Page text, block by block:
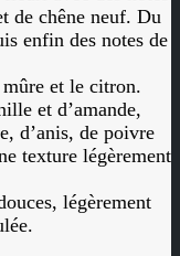
de chêne neuf. Du
enfin des notes de
et le citron.
et d’amande,
d’anis, de poivre
texture légèrement
légèrement